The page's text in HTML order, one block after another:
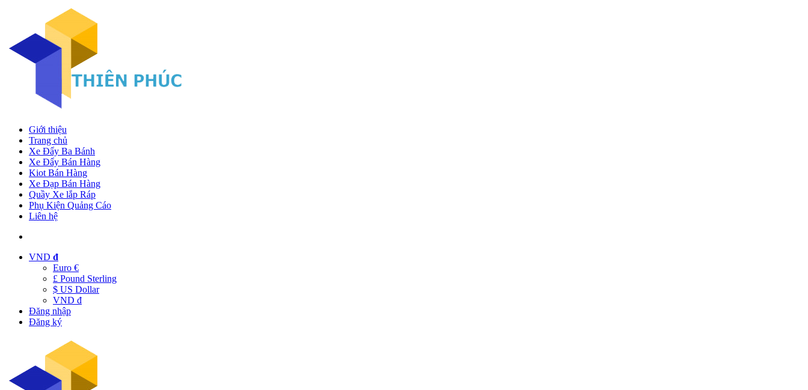
Giới thiệu
Trang chủ
Xe Đẩy Ba Bánh
Xe Đẩy Bán Hàng
Kiot Bán Hàng
Xe Đạp Bán Hàng
Quầy Xe lắp Ráp
Phụ Kiện Quảng Cáo
Liên hệ
VND đ
Euro €
£ Pound Sterling
$ US Dollar
VND đ
Đăng nhập
Đăng ký